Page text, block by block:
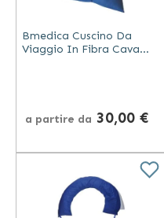
Bmedica Cuscino Da
Viaggio In Fibra Cava
a partire da 30,00 €